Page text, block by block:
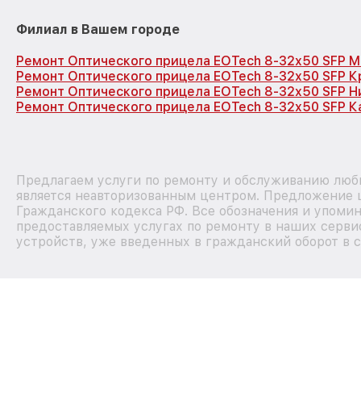
Филиал в Вашем городе
Ремонт Оптического прицела EOTech 8-32x50 SFP
Ремонт Оптического прицела EOTech 8-32x50 SFP
Ремонт Оптического прицела EOTech 8-32x50 SFP
Ремонт Оптического прицела EOTech 8-32x50 SFP
Предлагаем услуги по ремонту и обслуживанию
является неавторизованным центром.
Гражданского кодекса РФ. Все обозначения и
предоставляемых услугах по ремонту в наших
устройств, уже введенных в гражданский оборот в